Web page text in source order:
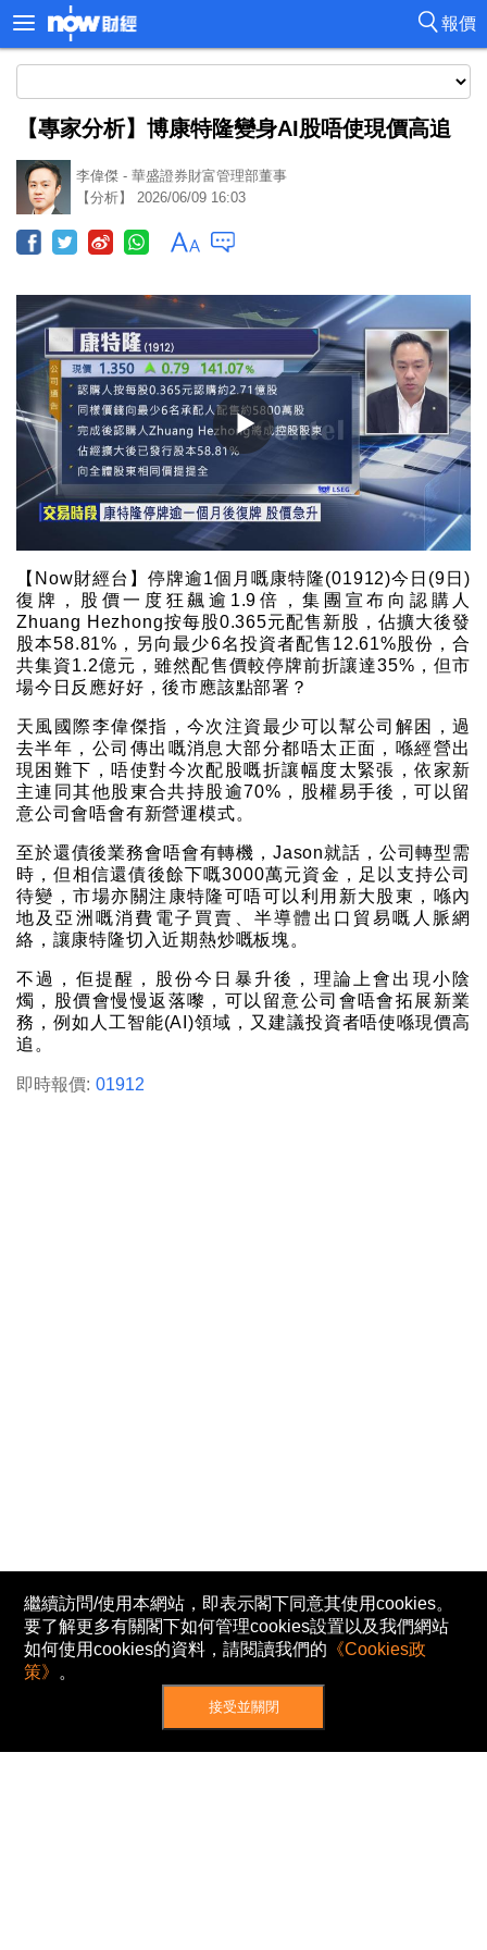
報價
【專家分析】博康特隆變身AI股唔使現價高追
李偉傑 - 華盛證券財富管理部董事
【分析】 2026/06/09 16:03
【Now財經台】停牌逾1個月嘅康特隆(01912)今日(9日)
復牌，股價一度狂飆逾1.9倍，集團宣布向認購人
Zhuang Hezhong按每股0.365元配售新股，佔擴大後發
股本58.81%，另向最少6名投資者配售12.61%股份，合
共集資1.2億元，雖然配售價較停牌前折讓達35%，但市
場今日反應好好，後市應該點部署？
天風國際李偉傑指，今次注資最少可以幫公司解困，過
去半年，公司傳出嘅消息大部分都唔太正面，喺經營出
現困難下，唔使對今次配股嘅折讓幅度太緊張，依家新
主連同其他股東合共持股逾70%，股權易手後，可以留
意公司會唔會有新營運模式。
至於還債後業務會唔會有轉機，Jason就話，公司轉型需
時，但相信還債後餘下嘅3000萬元資金，足以支持公司
待變，市場亦關注康特隆可唔可以利用新大股東，喺內
地及亞洲嘅消費電子買賣、半導體出口貿易嘅人脈網
絡，讓康特隆切入近期熱炒嘅板塊。
不過，佢提醒，股份今日暴升後，理論上會出現小陰
燭，股價會慢慢返落嚟，可以留意公司會唔會拓展新業
務，例如人工智能(AI)領域，又建議投資者唔使喺現價高
追。
即時報價: 01912
繼續訪問/使用本網站，即表示閣下同意其使用cookies。
要了解更多有關閣下如何管理cookies設置以及我們網站
如何使用cookies的資料，請閱讀我們的 《Cookies政
策》 。
接受並關閉